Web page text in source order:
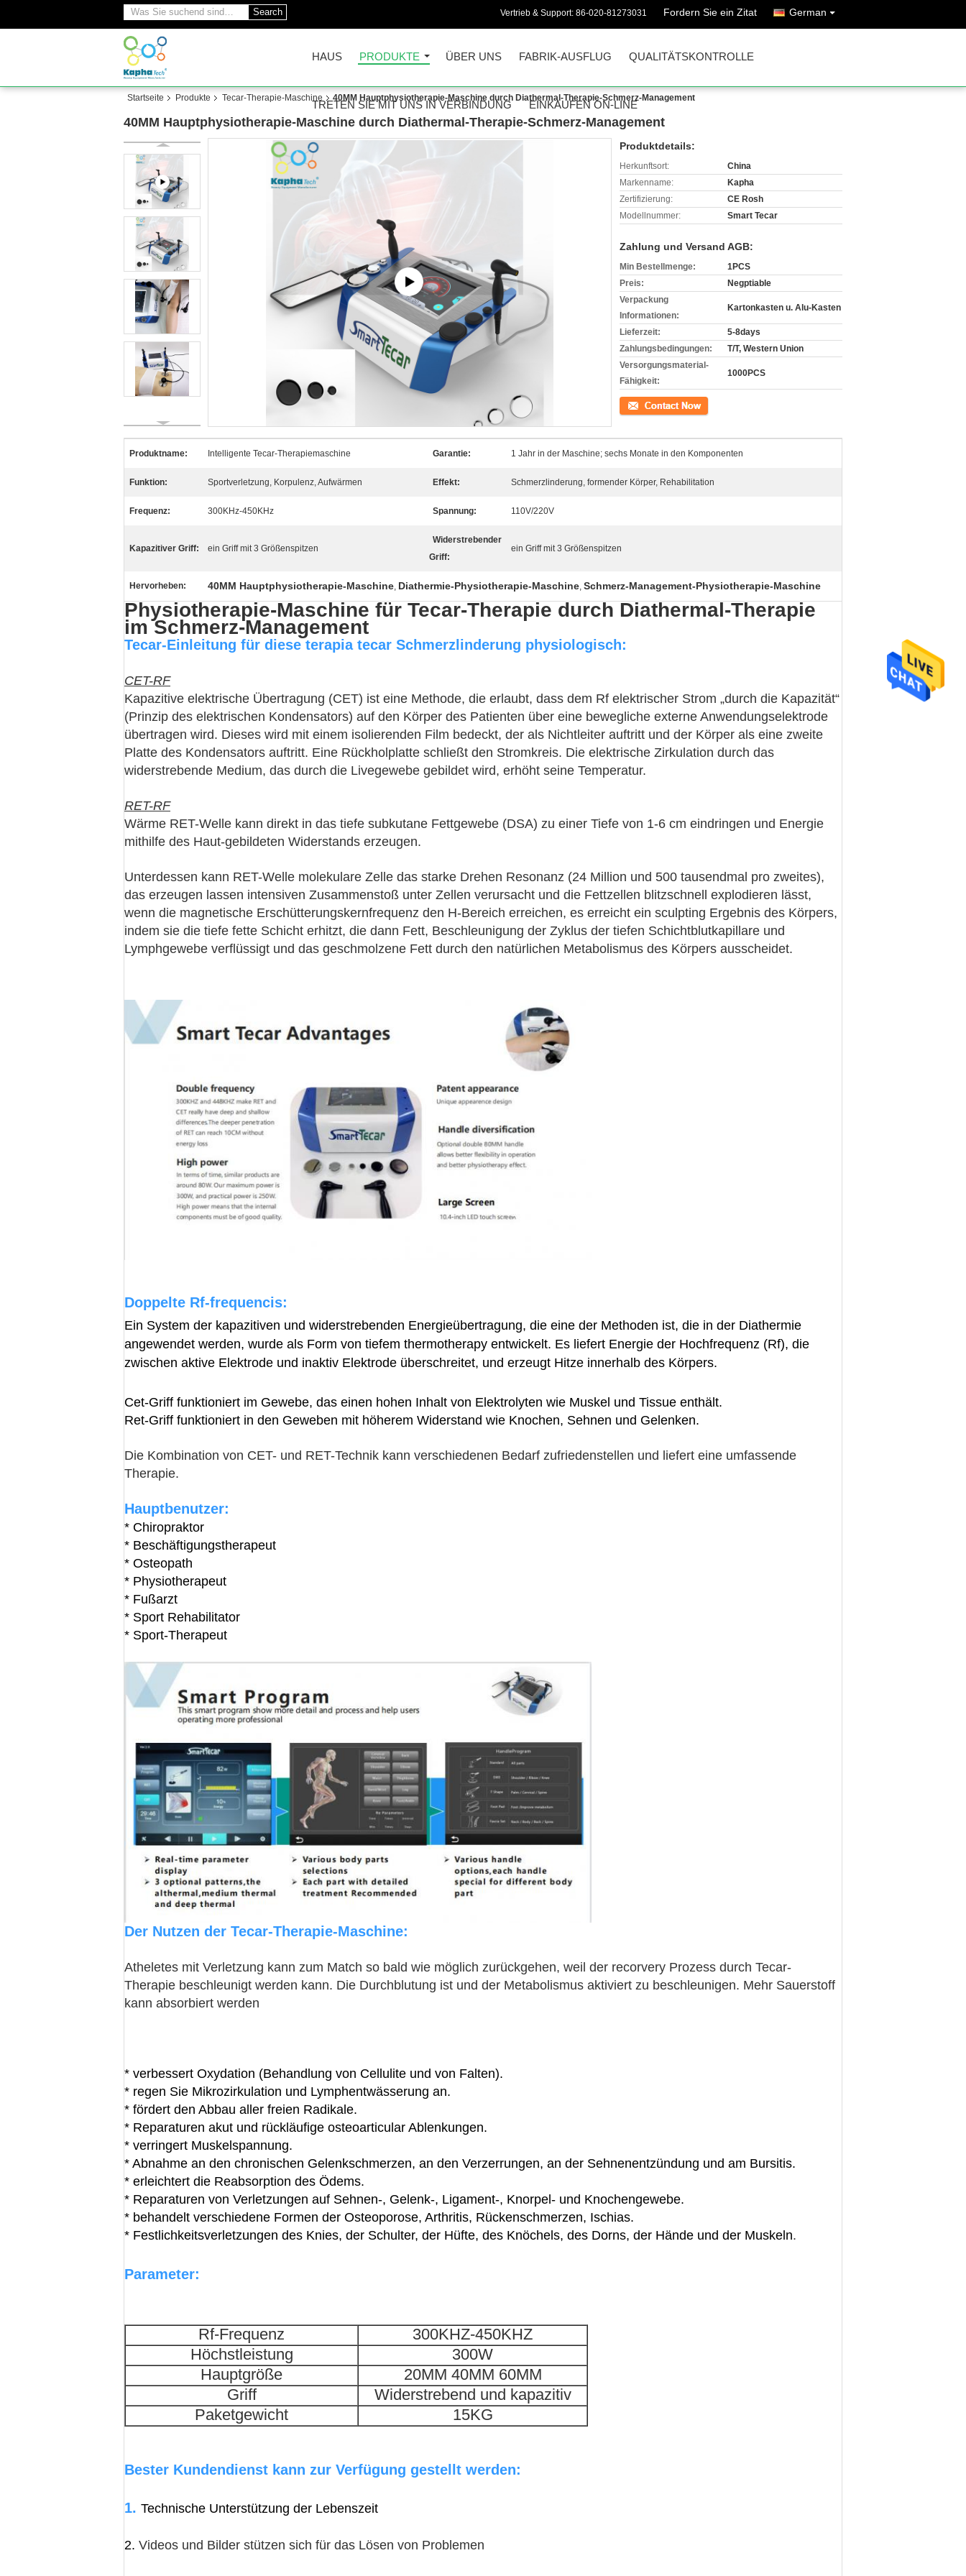
Search Vertrieb & Support: 86-020-81273031 Fordern Sie ein Zitat German
HAUS PRODUKTE ÜBER UNS FABRIK-AUSFLUG QUALITÄTSKONTROLLE
TRETEN SIE MIT UNS IN VERBINDUNG EINKAUFEN ON-LINE
Startseite Produkte Tecar-Therapie-Maschine 40MM Hauptphysiotherapie-Maschine durch Diathermal-Therapie-Schmerz-Management
40MM Hauptphysiotherapie-Maschine durch Diathermal-Therapie-Schmerz-Management
Produktdetails:
Herkunftsort:
China
Markenname:
Kapha
Zertifizierung:
CE Rosh
Modellnummer:
Smart Tecar
Zahlung und Versand AGB:
Min Bestellmenge:
1PCS
Preis:
Negptiable
Verpackung
Informationen:
Kartonkasten u. Alu-Kasten
Lieferzeit:
5-8days
Zahlungsbedingungen:
T/T, Western Union
Versorgungsmaterial-
Fähigkeit:
1000PCS
Kontakt
Produktname: Intelligente Tecar-Therapiemaschine Garantie: 1 Jahr in der Maschine; sechs Monate in den Komponenten
Funktion: Sportverletzung, Korpulenz, Aufwärmen Effekt: Schmerzlinderung, formender Körper, Rehabilitation
Frequenz: 300KHz-450KHz Spannung: 110V/220V
Kapazitiver Griff: ein Griff mit 3 Größenspitzen
Widerstrebender
Griff:
ein Griff mit 3 Größenspitzen
Hervorheben: 40MM Hauptphysiotherapie-Maschine, Diathermie-Physiotherapie-Maschine, Schmerz-Management-Physiotherapie-Maschine
Physiotherapie-Maschine für Tecar-Therapie durch Diathermal-Therapie
im Schmerz-Management
Tecar-Einleitung für diese terapia tecar Schmerzlinderung physiologisch:
CET-RF
Kapazitive elektrische Übertragung (CET) ist eine Methode, die erlaubt, dass dem Rf elektrischer Strom „durch die Kapazität“
(Prinzip des elektrischen Kondensators) auf den Körper des Patienten über eine bewegliche externe Anwendungselektrode
übertragen wird. Dieses wird mit einem isolierenden Film bedeckt, der als Nichtleiter auftritt und der Körper als eine zweite
Platte des Kondensators auftritt. Eine Rückholplatte schließt den Stromkreis. Die elektrische Zirkulation durch das
widerstrebende Medium, das durch die Livegewebe gebildet wird, erhöht seine Temperatur.
RET-RF
Wärme RET-Welle kann direkt in das tiefe subkutane Fettgewebe (DSA) zu einer Tiefe von 1-6 cm eindringen und Energie
mithilfe des Haut-gebildeten Widerstands erzeugen.
Unterdessen kann RET-Welle molekulare Zelle das starke Drehen Resonanz (24 Million und 500 tausendmal pro zweites),
das erzeugen lassen intensiven Zusammenstoß unter Zellen verursacht und die Fettzellen blitzschnell explodieren lässt,
wenn die magnetische Erschütterungskernfrequenz den H-Bereich erreichen, es erreicht ein sculpting Ergebnis des Körpers,
indem sie die tiefe fette Schicht erhitzt, die dann Fett, Beschleunigung der Zyklus der tiefen Schichtblutkapillare und
Lymphgewebe verflüssigt und das geschmolzene Fett durch den natürlichen Metabolismus des Körpers ausscheidet.
Doppelte Rf-frequencis:
Ein System der kapazitiven und widerstrebenden Energieübertragung, die eine der Methoden ist, die in der Diathermie
angewendet werden, wurde als Form von tiefem thermotherapy entwickelt. Es liefert Energie der Hochfrequenz (Rf), die
zwischen aktive Elektrode und inaktiv Elektrode überschreitet, und erzeugt Hitze innerhalb des Körpers.
Cet-Griff funktioniert im Gewebe, das einen hohen Inhalt von Elektrolyten wie Muskel und Tissue enthält.
Ret-Griff funktioniert in den Geweben mit höherem Widerstand wie Knochen, Sehnen und Gelenken.
Die Kombination von CET- und RET-Technik kann verschiedenen Bedarf zufriedenstellen und liefert eine umfassende
Therapie.
Hauptbenutzer:
* Chiropraktor
* Beschäftigungstherapeut
* Osteopath
* Physiotherapeut
* Fußarzt
* Sport Rehabilitator
* Sport-Therapeut
Der Nutzen der Tecar-Therapie-Maschine:
Atheletes mit Verletzung kann zum Match so bald wie möglich zurückgehen, weil der recorvery Prozess durch Tecar-
Therapie beschleunigt werden kann. Die Durchblutung ist und der Metabolismus aktiviert zu beschleunigen. Mehr Sauerstoff
kann absorbiert werden
* verbessert Oxydation (Behandlung von Cellulite und von Falten).
* regen Sie Mikrozirkulation und Lymphentwässerung an.
* fördert den Abbau aller freien Radikale.
* Reparaturen akut und rückläufige osteoarticular Ablenkungen.
* verringert Muskelspannung.
* Abnahme an den chronischen Gelenkschmerzen, an den Verzerrungen, an der Sehnenentzündung und am Bursitis.
* erleichtert die Reabsorption des Ödems.
* Reparaturen von Verletzungen auf Sehnen-, Gelenk-, Ligament-, Knorpel- und Knochengewebe.
* behandelt verschiedene Formen der Osteoporose, Arthritis, Rückenschmerzen, Ischias.
* Festlichkeitsverletzungen des Knies, der Schulter, der Hüfte, des Knöchels, des Dorns, der Hände und der Muskeln.
Parameter:
Rf-Frequenz
300KHZ-450KHZ
Höchstleistung
300W
Hauptgröße
20MM 40MM 60MM
Griff
Widerstrebend und kapazitiv
Paketgewicht
15KG
Bester Kundendienst kann zur Verfügung gestellt werden:
1. Technische Unterstützung der Lebenszeit
2. Videos und Bilder stützen sich für das Lösen von Problemen